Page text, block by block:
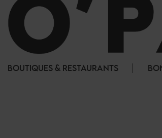
BOUTIQUES & RESTAURANTS